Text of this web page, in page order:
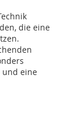
die eine
und eine